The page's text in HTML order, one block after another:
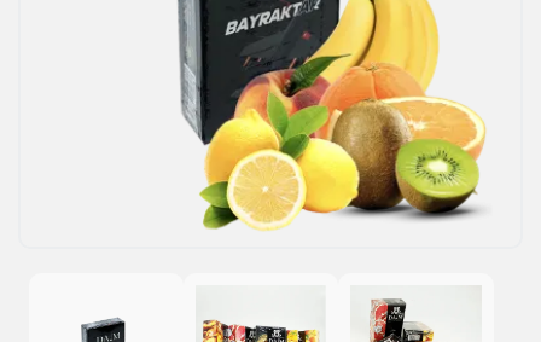
Жидкости для электронных сигарет
Подарочные наборы